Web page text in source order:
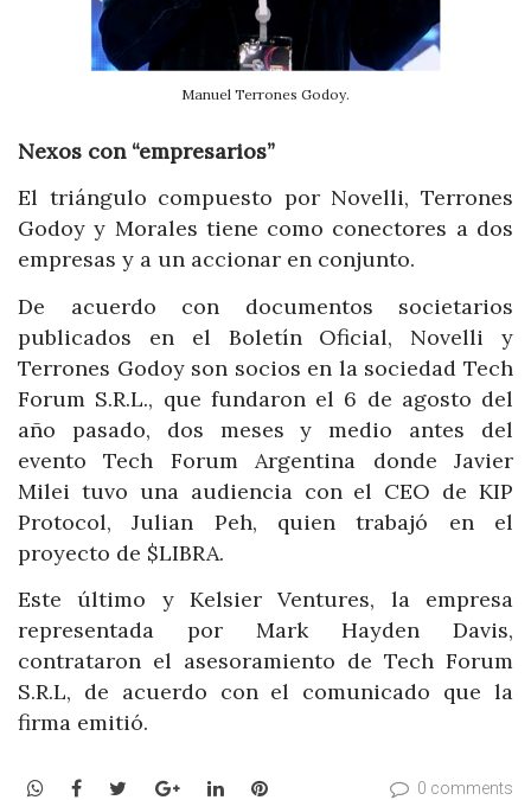
Manuel Terrones Godoy.
Nexos con “empresarios”
El triángulo compuesto por Novelli, Terrones
Godoy y Morales tiene como conectores a dos
empresas y a un accionar en conjunto.
De acuerdo con documentos societarios
publicados en el Boletín Oficial, Novelli y
Terrones Godoy son socios en la sociedad Tech
Forum S.R.L., que fundaron el 6 de agosto del
año pasado, dos meses y medio antes del
evento Tech Forum Argentina donde Javier
Milei tuvo una audiencia con el CEO de KIP
Protocol, Julian Peh, quien trabajó en el
proyecto de $LIBRA.
Este último y Kelsier Ventures, la empresa
representada por Mark Hayden Davis,
contrataron el asesoramiento de Tech Forum
S.R.L, de acuerdo con el comunicado que la
firma emitió.
WhatsApp
Facebook
TwitterGoogle+LinkedInPinterest 0 comments